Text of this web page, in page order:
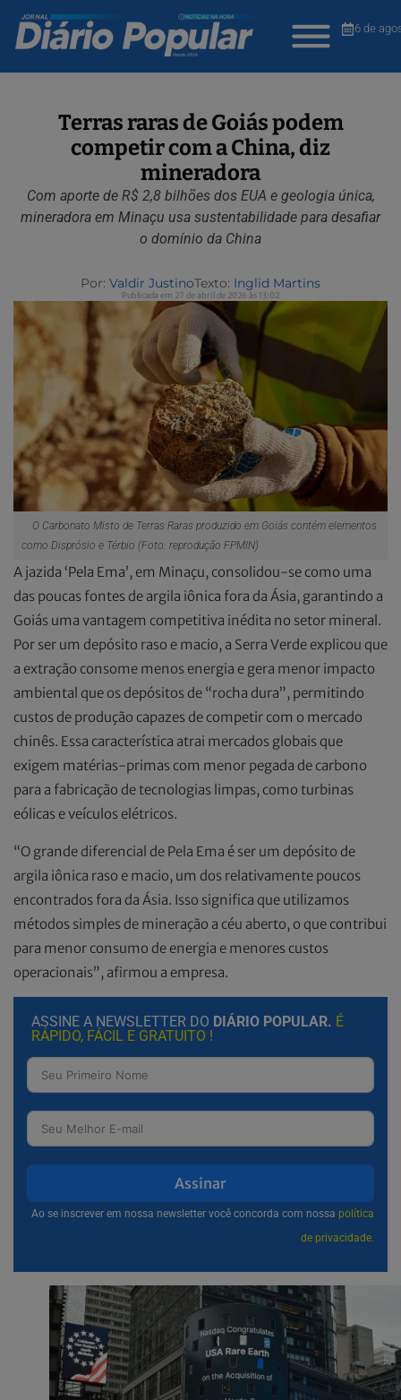
6 de
Terras raras de Goiás podem
competir com a China, diz
mineradora
Com aporte de R$ 2,8 bilhões dos EUA e geologia única,
mineradora em Minaçu usa sustentabilidade para desafiar
o domínio da China
Por: Valdir JustinoTexto: Inglid Martins
Publicada em 27 de abril de 2026 às 13:02
O Carbonato Misto de Terras Raras produzido em Goiás contém elementos
como Disprósio e Térbio (Foto: reprodução FPMIN)
A jazida ‘Pela Ema’, em Minaçu, consolidou-se como uma
das poucas fontes de argila iônica fora da Ásia, garantindo a
Goiás uma vantagem competitiva inédita no setor mineral.
Por ser um depósito raso e macio, a Serra Verde explicou que
a extração consome menos energia e gera menor impacto
ambiental que os depósitos de “rocha dura”, permitindo
custos de produção capazes de competir com o mercado
chinês. Essa característica atrai mercados globais que
exigem matérias-primas com menor pegada de carbono
para a fabricação de tecnologias limpas, como turbinas
eólicas e veículos elétricos.
“O grande diferencial de Pela Ema é ser um depósito de
argila iônica raso e macio, um dos relativamente poucos
encontrados fora da Ásia. Isso significa que utilizamos
métodos simples de mineração a céu aberto, o que contribui
para menor consumo de energia e menores custos
operacionais”, afirmou a empresa.
ASSINE A NEWSLETTER DO DIÁRIO POPULAR. É
RÁPIDO, FÁCIL E GRATUITO !
Assinar
Ao se inscrever em nossa newsletter você concorda com nossa política
de privacidade.